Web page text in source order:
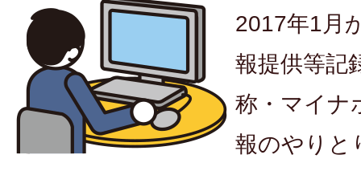
2017年1月
報提供等記
称・マイナ
報のやりと